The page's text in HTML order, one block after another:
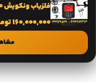
فلزیاب ونکویش 560 پرو
160,000,000